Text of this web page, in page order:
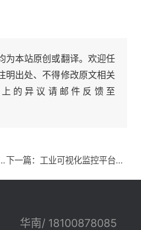
为本站原创或翻译。欢迎任
明出处、不得修改原文相关
的异议请邮件反馈至
开发高性能与跨平台 OPC UA 服务器 下一篇：工业可视化监控平台GENESIS64中TrendWorX64的数据趋势分析与OEE计算
华南/ 18100878085